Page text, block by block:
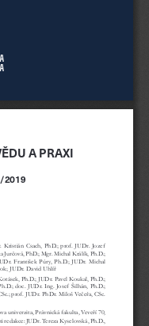
Kristián Csach, PhD.; prof. JUDr. Jozef
Jurčová, PhD.; Mgr. Michal Králík, Ph.D.;
František Púry, Ph.D.; JUDr. Michal
JUDr. David Uhlíř
Ph.D.; JUDr. Pavel Koukal, Ph.D.;
doc. JUDr. Ing. Josef Šilhán, Ph.D.;
prof. JUDr. PhDr. Miloš Večeřa, CSc.
univerzita, Právnická fakulta, Veveří 70,
redakce: JUDr. Tereza Kyselovská, Ph.D.,
A PRAXI
2019